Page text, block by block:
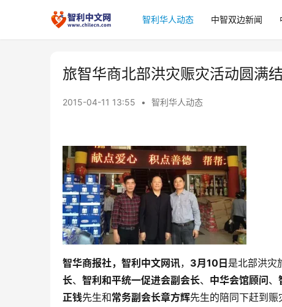
智利华人动态 中智双边新闻
旅智华商北部洪灾赈灾活动圆满
2015-04-11 13:55 • 智利华人动态
智华商报社，智利中文网讯， 3月10日 是北部洪灾
长、 智利和平统一促进会副会长、 中华会馆顾问 、
正钱先生和常务副会长章方辉先生的陪同下赶到